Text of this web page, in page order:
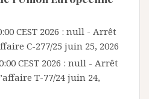
CEST 2026 : null - Arrêt
C-277/25 juin 25, 2026
CEST 2026 : null - Arrêt
T-77/24 juin 24,